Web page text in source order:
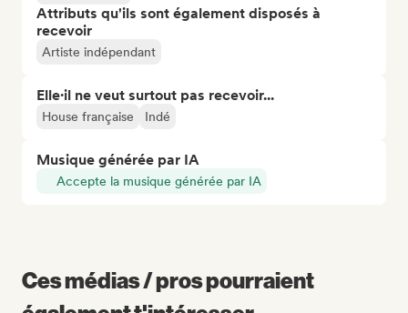
Attributs qu'ils sont également disposés à
recevoir
Artiste indépendant
Elle·il ne veut surtout pas recevoir...
House française Indé
Musique générée par IA
Accepte la musique générée par IA
Ces médias / pros pourraient